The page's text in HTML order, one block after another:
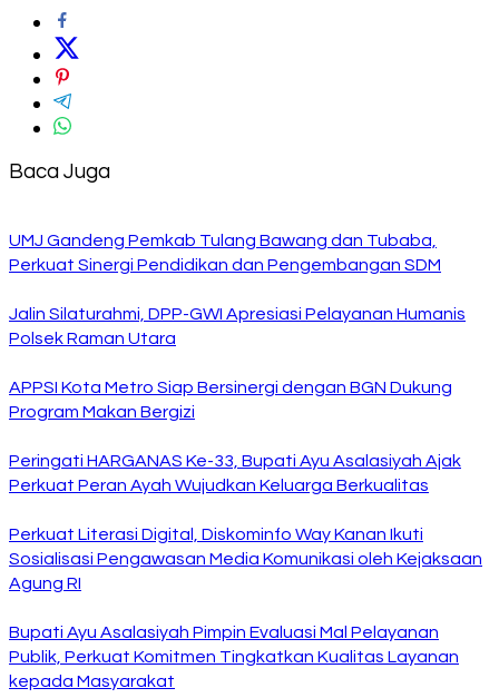
Baca Juga
UMJ Gandeng Pemkab Tulang Bawang dan Tubaba,
Perkuat Sinergi Pendidikan dan Pengembangan SDM
Jalin Silaturahmi, DPP-GWI Apresiasi Pelayanan Humanis
Polsek Raman Utara
APPSI Kota Metro Siap Bersinergi dengan BGN Dukung
Program Makan Bergizi
Peringati HARGANAS Ke-33, Bupati Ayu Asalasiyah Ajak
Perkuat Peran Ayah Wujudkan Keluarga Berkualitas
Perkuat Literasi Digital, Diskominfo Way Kanan Ikuti
Sosialisasi Pengawasan Media Komunikasi oleh Kejaksaan
Agung RI
Bupati Ayu Asalasiyah Pimpin Evaluasi Mal Pelayanan
Publik, Perkuat Komitmen Tingkatkan Kualitas Layanan
kepada Masyarakat